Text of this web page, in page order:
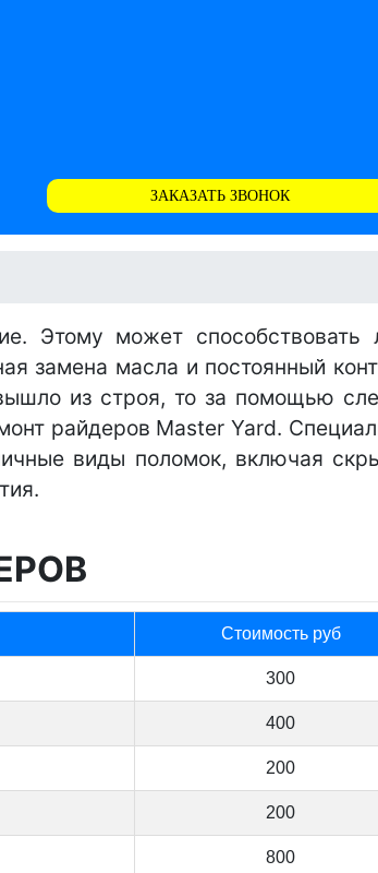
ЗАКАЗАТЬ ЗВОНОК
Этому может способствовать
замена масла и постоянный
из строя, то за помощью
райдеров Master Yard.
виды поломок, включая
Стоимость руб
300
400
200
200
800